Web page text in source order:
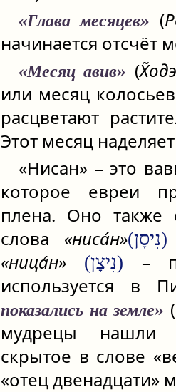
«Глава месяцев» (
начинается отсчёт
«Месяц авив» (
или месяц
расцветают
Этот месяц
«Нисан» – это
которое евреи
плена. Оно также
слова «ниса́н» (נִיסָן)
«ница́н»
(נִיצָן) –
используется в
показались на земле» (
мудрецы нашли
скрытое в слове
«отец двенадцати»